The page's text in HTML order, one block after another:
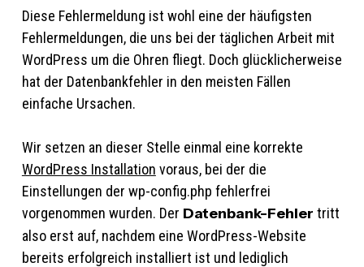
Diese Fehlermeldung ist wohl eine der häufigsten
Fehlermeldungen, die uns bei der täglichen Arbeit mit
WordPress um die Ohren fliegt. Doch glücklicherweise
hat der Datenbankfehler in den meisten Fällen
einfache Ursachen.
Wir setzen an dieser Stelle einmal eine korrekte
WordPress Installation voraus, bei der die
Einstellungen der wp-config.php fehlerfrei
vorgenommen wurden. Der Datenbank-Fehler tritt
also erst auf, nachdem eine WordPress-Website
bereits erfolgreich installiert ist und lediglich